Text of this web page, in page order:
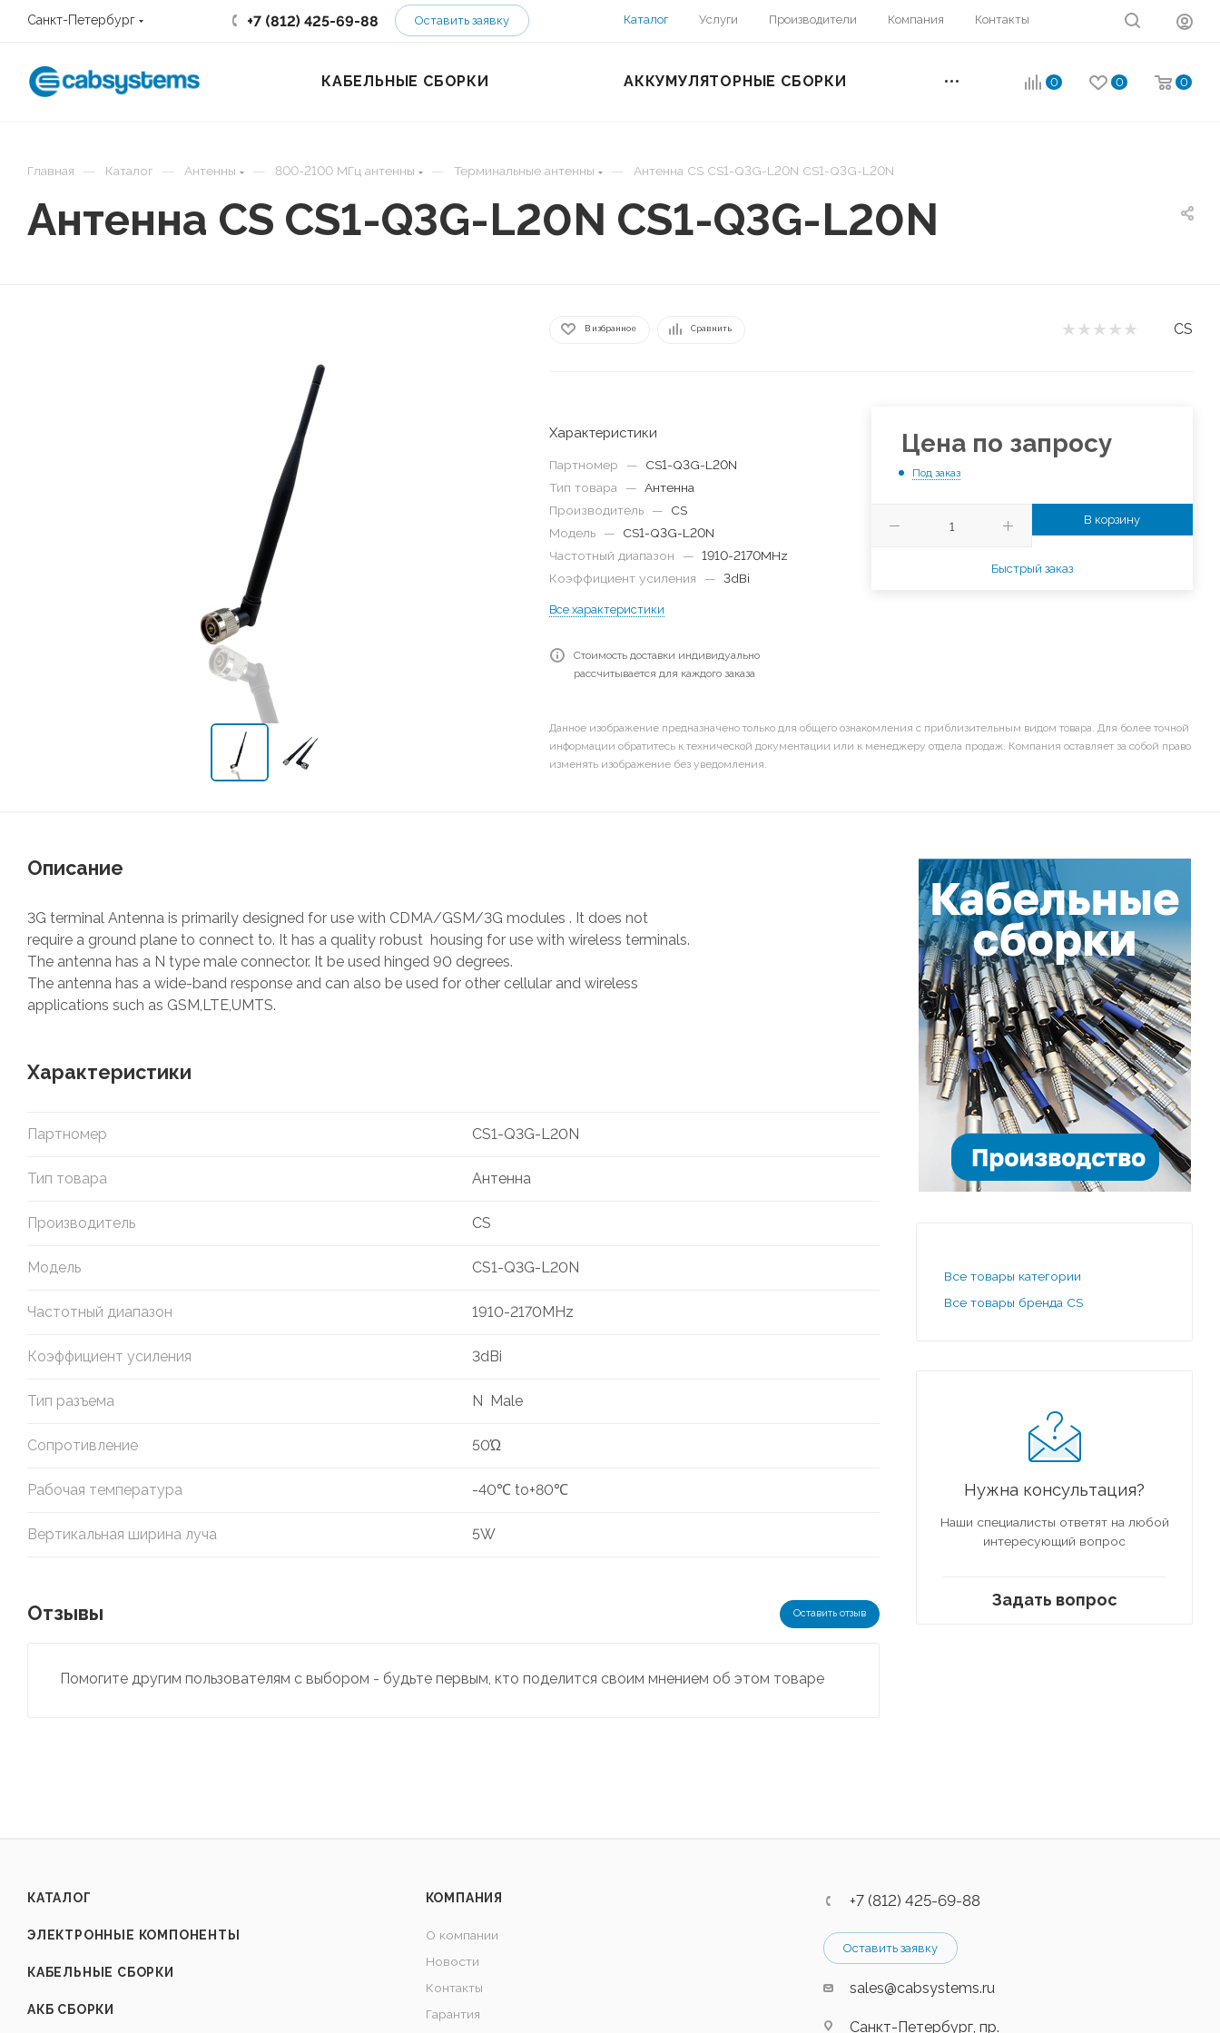
Санкт-Петербург +7 (812) 425-69-88 Оставить заявку Каталог Услуги Производители Компания Контакты
0 0 0
КАБЕЛЬНЫЕ СБОРКИ АККУМУЛЯТОРНЫЕ СБОРКИ
Главная — Каталог — Антенны — 800-2100 МГц антенны — Терминальные антенны — Антенна CS CS1-Q3G-L20N CS1-Q3G-L20N
Антенна CS CS1-Q3G-L20N CS1-Q3G-L20N
В избранное Сравнить CS
Характеристики
Партномер —
CS1-Q3G-L20N
Тип товара
— Антенна
Производитель
—
CS
Модель
—
CS1-Q3G-L20N
Частотный диапазон
— 1910-2170MHz
Коэффициент усиления
— 3dBi
Все характеристики
Стоимость доставки индивидуально
рассчитывается для каждого заказа
Цена по запросу
Под заказ
В корзину
Быстрый заказ
Данное изображение предназначено только для общего ознакомления с приблизительным видом товара. Для более точной
информации обратитесь к технической документации или к менеджеру отдела продаж. Компания оставляет за собой право
изменять изображение без уведомления.
Описание
3G terminal Antenna is primarily designed for use with CDMA/GSM/3G modules . It does not
require a ground plane to connect to. It has a quality robust housing for use with wireless terminals.
The antenna has a N type male connector. It be used hinged 90 degrees.
The antenna has a wide-band response and can also be used for other cellular and wireless
applications such as GSM,LTE,UMTS.
Характеристики
Партномер CS1-Q3G-L20N
Тип товара Антенна
Производитель CS
Модель CS1-Q3G-L20N
Частотный диапазон 1910-2170MHz
Коэффициент усиления 3dBi
Тип разъема N Male
Сопротивление 50Ώ
Рабочая температура -40℃ to+80℃
Вертикальная ширина луча 5W
Отзывы Оставить отзыв
Помогите другим пользователям с выбором - будьте первым, кто поделится своим мнением об этом товаре
Все товары категории
Все товары бренда CS
Нужна консультация?
Наши специалисты ответят на любой
интересующий вопрос
Задать вопрос
КАТАЛОГ
ЭЛЕКТРОННЫЕ КОМПОНЕНТЫ
КАБЕЛЬНЫЕ СБОРКИ
АКБ СБОРКИ
КОМПАНИЯ
О компании
Новости
Контакты
Гарантия
+7 (812) 425-69-88
Оставить заявку
sales@cabsystems.ru
Санкт-Петербург, пр.